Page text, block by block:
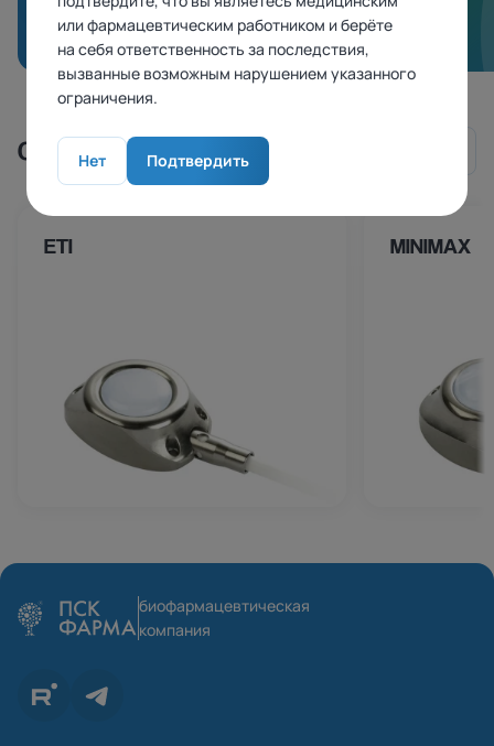
СМОТРИТЕ ТАКЖЕ
ETI MINIMAX
биофармацевтическая
компания
или фармацевтическим работником и берёте
на себя ответственность за последствия,
вызванные возможным нарушением указанного
ограничения.
Нет Подтвердить